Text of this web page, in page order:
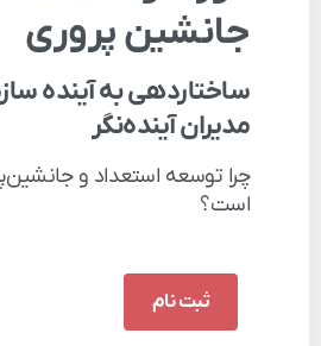
جانشینپروری
ساختاردهیبهآینده
مدیرانآینده‌نگر
چرا توسعه استعداد و
است؟
ثبت نام